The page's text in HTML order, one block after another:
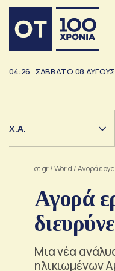
04:26 ΣΑΒΒΑΤΟ 08
Χ.Α.
ot.gr/World /Αγορά
Αγορά
Μια νέα
ηλικιωμένων